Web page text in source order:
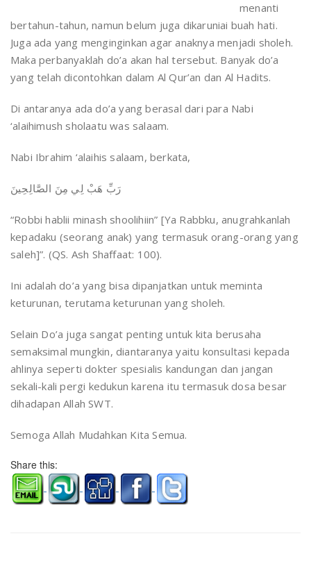
menanti
bertahun-tahun, namun belum juga dikaruniai buah hati.
Juga ada yang menginginkan agar anaknya menjadi sholeh.
Maka perbanyaklah do’a akan hal tersebut. Banyak do’a
yang telah dicontohkan dalam Al Qur’an dan Al Hadits.
Di antaranya ada do’a yang berasal dari para Nabi
‘alaihimush sholaatu was salaam.
Nabi Ibrahim ‘alaihis salaam, berkata,
رَبِّ هَبْ لِي مِنَ الصَّالِحِينَ
“Robbi hablii minash shoolihiin” [Ya Rabbku, anugrahkanlah
kepadaku (seorang anak) yang termasuk orang-orang yang
saleh]”. (QS. Ash Shaffaat: 100).
Ini adalah do’a yang bisa dipanjatkan untuk meminta
keturunan, terutama keturunan yang sholeh.
Selain Do’a juga sangat penting untuk kita berusaha
semaksimal mungkin, diantaranya yaitu konsultasi kepada
ahlinya seperti dokter spesialis kandungan dan jangan
sekali-kali pergi kedukun karena itu termasuk dosa besar
dihadapan Allah SWT.
Semoga Allah Mudahkan Kita Semua.
Share this: